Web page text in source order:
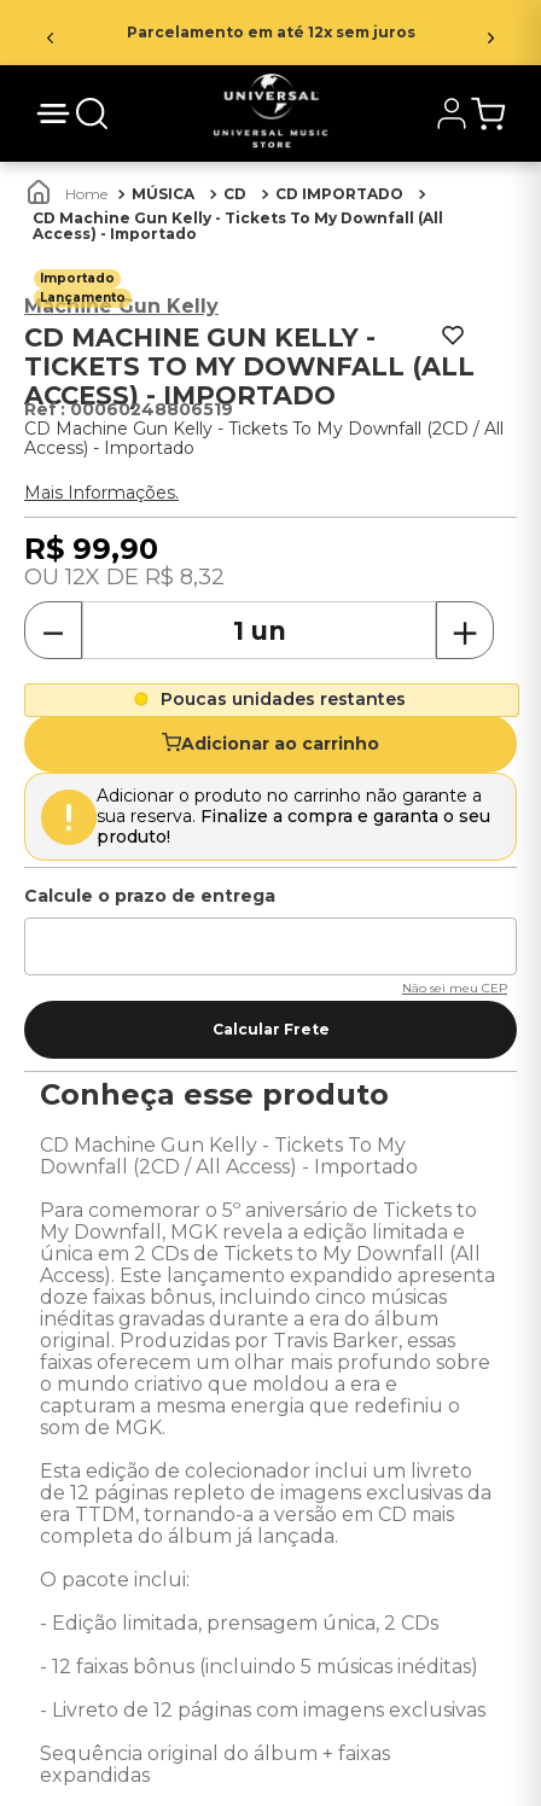
Parcelamento em até 12x sem juros
MÚSICA CD
CD IMPORTADO
CD Machine Gun Kelly - Tickets To My Downfall (All
Access) - Importado
Importado
Lançamento
Machine Gun Kelly
CD MACHINE GUN KELLY -
TICKETS TO MY DOWNFALL (ALL
ACCESS) - IMPORTADO
:00060248806519
CD Machine Gun Kelly - Tickets To My Downfall (2CD / All
Access) - Importado
Mais Informações.
R$ 99,90
12 R$ 8,32
＋
－
Poucas unidades restantes
Adicionar ao carrinho
Adicionar o produto no carrinho não garante a
sua reserva. Finalize a compra e garanta o seu
produto!
Não sei meu CEP
Conheça esse produto
CD Machine Gun Kelly - Tickets To My
Downfall (2CD / All Access) - Importado
Para comemorar o 5º aniversário de Tickets to
My Downfall, MGK revela a edição limitada e
única em 2 CDs de Tickets to My Downfall (All
Access). Este lançamento expandido apresenta
doze faixas bônus, incluindo cinco músicas
inéditas gravadas durante a era do álbum
original. Produzidas por Travis Barker, essas
faixas oferecem um olhar mais profundo sobre
o mundo criativo que moldou a era e
capturam a mesma energia que redefiniu o
som de MGK.
Esta edição de colecionador inclui um livreto
de 12 páginas repleto de imagens exclusivas da
era TTDM, tornando-a a versão em CD mais
completa do álbum já lançada.
O pacote inclui:
- Edição limitada, prensagem única, 2 CDs
- 12 faixas bônus (incluindo 5 músicas inéditas)
- Livreto de 12 páginas com imagens exclusivas
Sequência original do álbum + faixas
expandidas